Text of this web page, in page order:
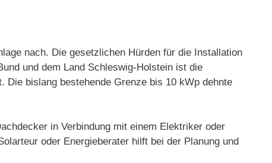
nach. Die gesetzlichen Hürden für die Installation
und dem Land Schleswig-Holstein ist die
Die bislang bestehende Grenze bis 10 kWp dehnte
in Verbindung mit einem Elektriker oder
oder Energieberater hilft bei der Planung und